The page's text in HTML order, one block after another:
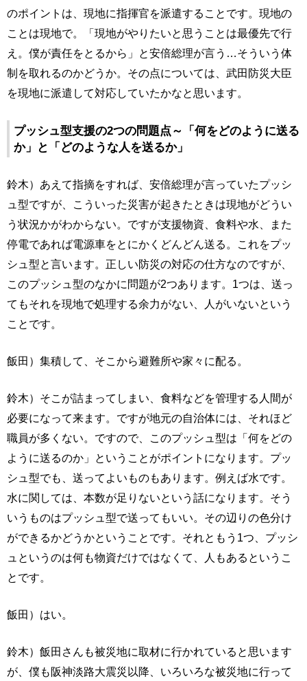
のポイントは、現地に指揮官を派遣することです。現地の
ことは現地で。「現地がやりたいと思うことは最優先で行
え。僕が責任をとるから」と安倍総理が言う…そういう体
制を取れるのかどうか。その点については、武田防災大臣
を現地に派遣して対応していたかなと思います。
プッシュ型支援の2つの問題点～「何をどのように送る
か」と「どのような人を送るか」
鈴木）あえて指摘をすれば、安倍総理が言っていたプッシ
ュ型ですが、こういった災害が起きたときは現地がどうい
う状況かがわからない。ですが支援物資、食料や水、また
停電であれば電源車をとにかくどんどん送る。これをプッ
シュ型と言います。正しい防災の対応の仕方なのですが、
このプッシュ型のなかに問題が2つあります。1つは、送っ
てもそれを現地で処理する余力がない、人がいないという
ことです。
飯田）集積して、そこから避難所や家々に配る。
鈴木）そこが詰まってしまい、食料などを管理する人間が
必要になって来ます。ですが地元の自治体には、それほど
職員が多くない。ですので、このプッシュ型は「何をどの
ように送るのか」ということがポイントになります。プッ
シュ型でも、送ってよいものもあります。例えば水です。
水に関しては、本数が足りないという話になります。そう
いうものはプッシュ型で送ってもいい。その辺りの色分け
ができるかどうかということです。それともう1つ、プッシ
ュというのは何も物資だけではなくて、人もあるというこ
とです。
飯田）はい。
鈴木）飯田さんも被災地に取材に行かれていると思います
が、僕も阪神淡路大震災以降、いろいろな被災地に行って